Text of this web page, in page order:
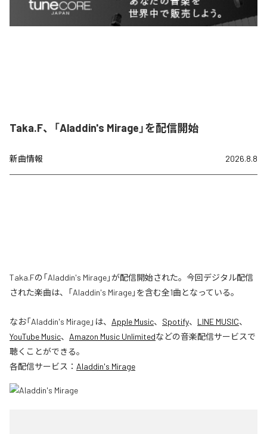
Taka.F、「Aladdin's Mirage」を配信開始
新曲情報 2026.8.8
Taka.Fの「Aladdin's Mirage」が配信開始された。今回デジタル配信
された楽曲は、「Aladdin's Mirage」を含む全1曲となっている。
なお「Aladdin's Mirage」は、 Apple Music、 Spotify、 LINE MUSIC、
YouTube Music、 Amazon Music Unlimitedなどの音楽配信サービスで
聴くことができる。
各配信サービス： Aladdin's Mirage